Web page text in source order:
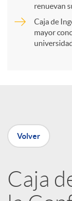
n
R
e
renuevan
Caja de
mayor
Volver
Caja